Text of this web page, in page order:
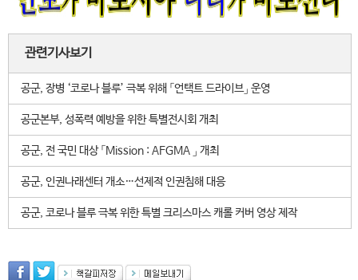
관련기사보기
공군, 장병 ‘코로나 블루’ 극복 위해 「언택트 드라이브」 운영
공군본부, 성폭력 예방을 위한 특별전시회 개최
공군, 전 국민 대상 「Mission : AFGMA 」 개최
공군, 인권나래센터 개소…선제적 인권침해 대응
공군, 코로나 블루 극복 위한 특별 크리스마스 캐롤 커버 영상 제작